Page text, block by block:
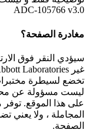
ADC-105766 v3.0
مغادرة الصفحة؟
سيؤدي النقر فوق
تخضع لسيطرة
ليست مسؤولة عن
على هذا الموقع.
المجاملة ، ولا يعني
الصفحة.